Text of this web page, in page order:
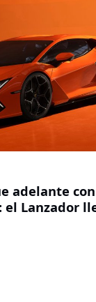
adelante
Lanzador